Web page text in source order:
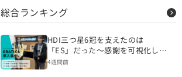
総合ランキング
HDI三つ星6冠を支えたのは
「ES」だった～感謝を可視化し、
CSを変える組織づくりへ～
4週間前